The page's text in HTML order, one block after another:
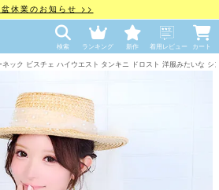
休業のお知らせ >>
検索 ランキング 新作 着用レビュー カート
ック ビスチェ ハイウエスト タンキニ ドロスト 洋服みたいな